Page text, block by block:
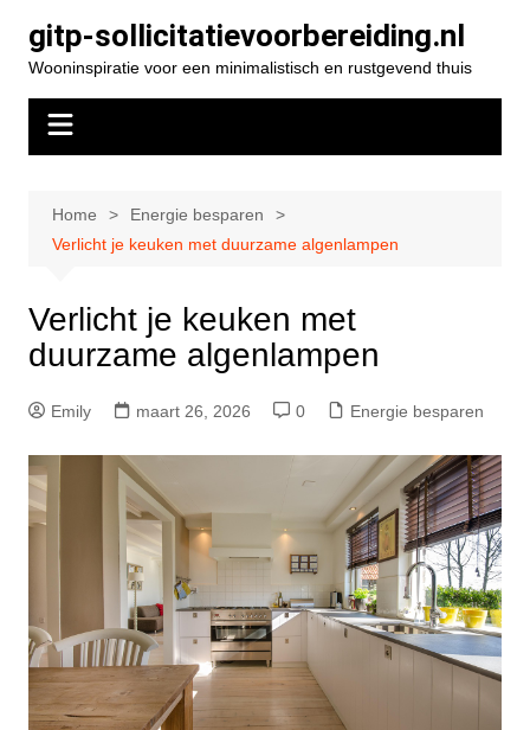
naar
inhoud
gitp-sollicitatievoorbereiding.nl
Wooninspiratie voor een minimalistisch en rustgevend thuis
Home
Energie besparen
Verlicht je keuken met duurzame algenlampen
Verlicht je keuken met
duurzame algenlampen
Emily maart 26, 2026 0 Energie besparen